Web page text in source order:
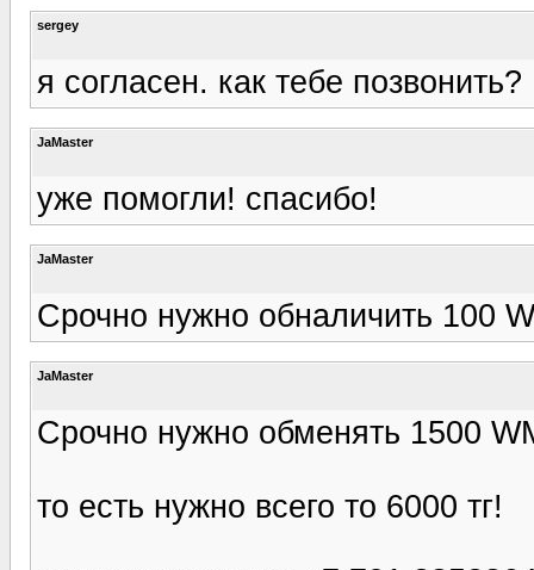
sergey
я согласен. как тебе позвонить?
JaMaster
уже помогли! спасибо!
JaMaster
Срочно нужно обналичить 100
JaMaster
Срочно нужно обменять 1500
то есть нужно всего то 6000 тг!